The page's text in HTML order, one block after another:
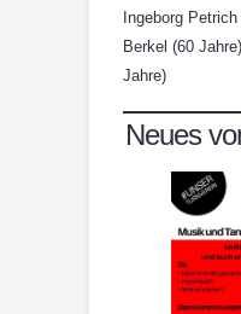
Ingeborg
Berkel (60
Jahre)
Neues